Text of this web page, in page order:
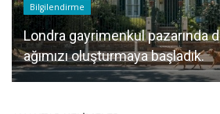
Bilgilendirme
Londra gayrimenkul pazarında
ağımızı oluşturmaya başladık.